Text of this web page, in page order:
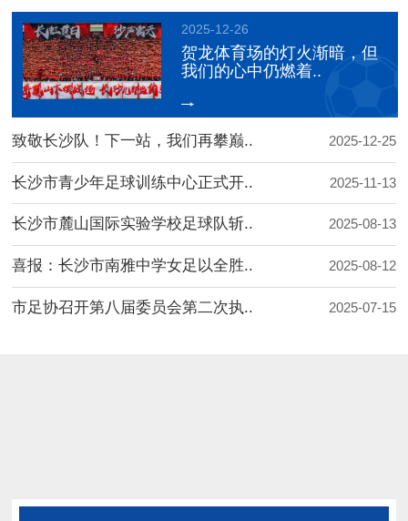
2025-12-26
贺龙体育场的灯火渐暗，但
我们的心中仍燃着..
致敬长沙队！下一站，我们再攀巅.. 2025-12-25
长沙市青少年足球训练中心正式开.. 2025-11-13
长沙市麓山国际实验学校足球队斩.. 2025-08-13
喜报：长沙市南雅中学女足以全胜.. 2025-08-12
市足协召开第八届委员会第二次执.. 2025-07-15